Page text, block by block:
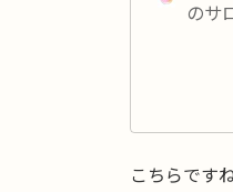
のサ
こちらです